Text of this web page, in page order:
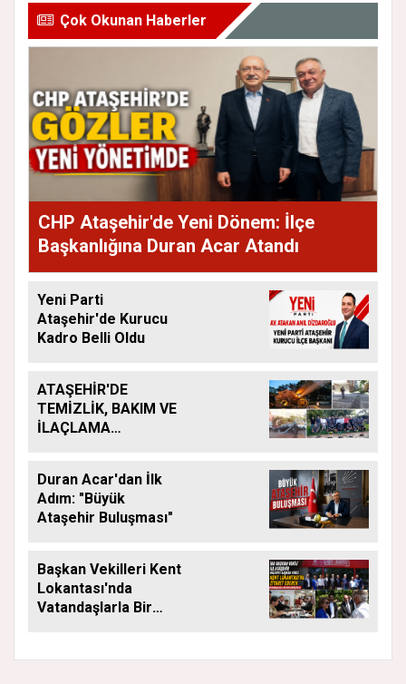
Çok Okunan Haberler
CHP Ataşehir'de Yeni Dönem: İlçe
Başkanlığına Duran Acar Atandı
Yeni Parti
Ataşehir'de Kurucu
Kadro Belli Oldu
ATAŞEHİR'DE
TEMİZLİK, BAKIM VE
İLAÇLAMA
Duran Acar'dan İlk
Adım: "Büyük
Ataşehir Buluşması"
Başkan Vekilleri Kent
Lokantası'nda
Vatandaşlarla Bir